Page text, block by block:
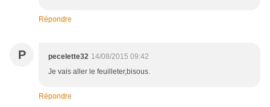
Répondre
P pecelette32 14/08/2015 09:42
Je vais aller le feuilleter,bisous.
Répondre